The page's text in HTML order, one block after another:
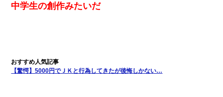
中学生の創作みたいだ
【驚愕】5000円でＪＫと行為してきたが後悔しかない…